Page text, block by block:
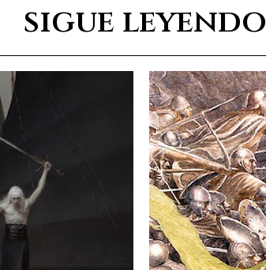
sigue leyendo